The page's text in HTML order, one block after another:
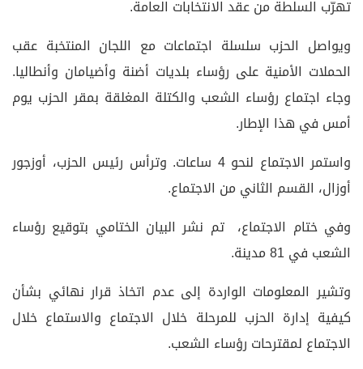
تهرّب السلطة من عقد الانتخابات العامة.
ويواصل الحزب سلسلة اجتماعات مع اللجان المنتخبة عقب
الحملات الأمنية على رؤساء بلديات أضنة وأضيامان وأنطاليا.
وجاء اجتماع رؤساء الشعب والكتلة المغلقة بمقر الحزب يوم
أمس في هذا الإطار.
واستمر الاجتماع لنحو 4 ساعات. وترأس رئيس الحزب، أوزجور
أوزال، القسم الثاني من الاجتماع.
وفي ختام الاجتماع، تم نشر البيان الختامي بتوقيع رؤساء
الشعب في 81 مدينة.
وتشير المعلومات الواردة إلى عدم اتخاذ قرار نهائي بشأن
كيفية إدارة الحزب للمرحلة خلال الاجتماع والاستماع خلال
الاجتماع لمقترحات رؤساء الشعب.